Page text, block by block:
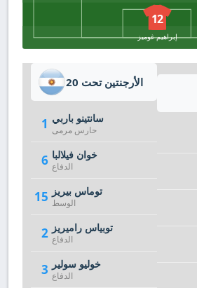
12
إبراهيم غوميز
الأرجنتين تحت 20
1 سانتينو باربي
حارس مرمى
6 خوان فيلالبا
الدفاع
15 توماس بيريز
الوسط
2 توبياس راميريز
الدفاع
3 خوليو سولير
الدفاع